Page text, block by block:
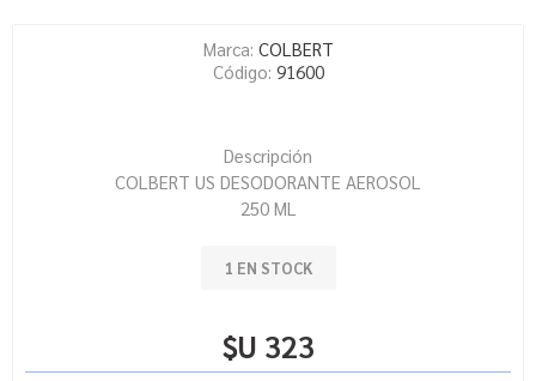
Marca: COLBERT
Código: 91600
Descripción
COLBERT US DESODORANTE AEROSOL
250 ML
1 EN STOCK
$U 323